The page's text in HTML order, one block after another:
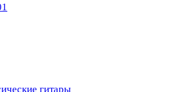
гитары